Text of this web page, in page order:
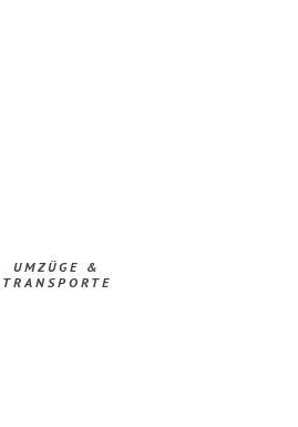
UMZÜGE &
TRANSPORTE